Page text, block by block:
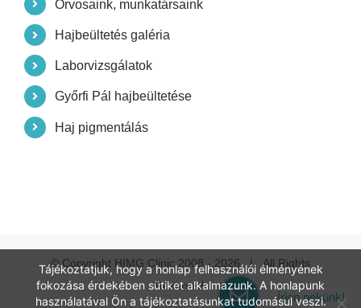
Orvosaink, munkatársaink
Hajbeültetés galéria
Laborvizsgálatok
Győrfi Pál hajbeültetése
Haj pigmentálás
© Copyright HIMG Clinic 2008 - 2026 | All Rights
Reserved
Írjon nekünk!
Tájékoztatjuk, hogy a honlap felhasználói élményének
fokozása érdekében sütiket alkalmazunk. A honlapunk
használatával Ön a tájékoztatásunkat tudomásul veszi.